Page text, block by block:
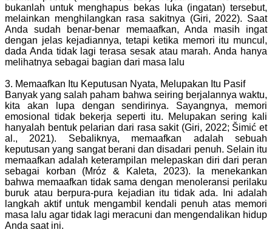
bukanlah untuk menghapus bekas luka (ingatan) tersebut,
melainkan menghilangkan rasa sakitnya (Giri, 2022). Saat
Anda sudah benar-benar memaafkan, Anda masih ingat
dengan jelas kejadiannya, tetapi ketika memori itu muncul,
dada Anda tidak lagi terasa sesak atau marah. Anda hanya
melihatnya sebagai bagian dari masa lalu
3. Memaafkan Itu Keputusan Nyata, Melupakan Itu Pasif
Banyak yang salah paham bahwa seiring berjalannya waktu,
kita akan lupa dengan sendirinya. Sayangnya, memori
emosional tidak bekerja seperti itu. Melupakan sering kali
hanyalah bentuk pelarian dari rasa sakit (Giri, 2022; Šimić et
al., 2021). Sebaliknya, memaafkan adalah sebuah
keputusan yang sangat berani dan disadari penuh. Selain itu
memaafkan adalah keterampilan melepaskan diri dari peran
sebagai korban (Mróz & Kaleta, 2023). Ia menekankan
bahwa memaafkan tidak sama dengan menoleransi perilaku
buruk atau berpura-pura kejadian itu tidak ada. Ini adalah
langkah aktif untuk mengambil kendali penuh atas memori
masa lalu agar tidak lagi meracuni dan mengendalikan hidup
Anda saat ini.